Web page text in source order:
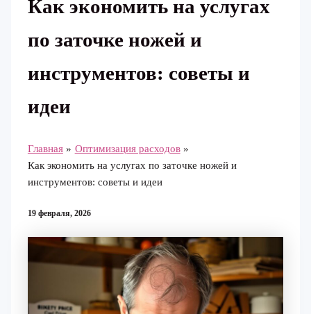
Как экономить на услугах
по заточке ножей и
инструментов: советы и
идеи
Главная
Оптимизация расходов
Как экономить на услугах по заточке ножей и
инструментов: советы и идеи
19 февраля, 2026